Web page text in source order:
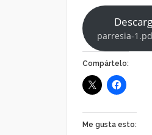
parresia-
Compártelo:
Me gusta esto: